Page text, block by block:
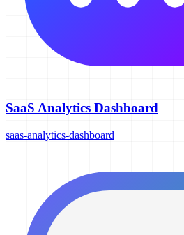
SaaS Analytics Dashboard
saas-analytics-dashboard